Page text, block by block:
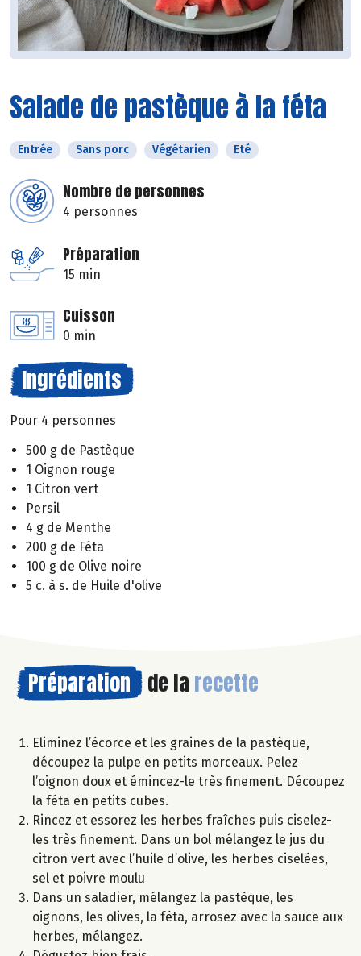
Salade de pastèque à la féta
Entrée Sans porc Végétarien Eté
Nombre de personnes
4 personnes
Préparation
15 min
Cuisson
0 min
Ingrédients
Pour 4 personnes
500 g de Pastèque
1 Oignon rouge
1 Citron vert
Persil
4 g de Menthe
200 g de Féta
100 g de Olive noire
5 c. à s. de Huile d'olive
Préparation de la recette
Eliminez l’écorce et les graines de la pastèque,
découpez la pulpe en petits morceaux. Pelez
l’oignon doux et émincez-le très finement. Découpez
la féta en petits cubes.
Rincez et essorez les herbes fraîches puis ciselez-
les très finement. Dans un bol mélangez le jus du
citron vert avec l’huile d’olive, les herbes ciselées,
sel et poivre moulu
Dans un saladier, mélangez la pastèque, les
oignons, les olives, la féta, arrosez avec la sauce aux
herbes, mélangez.